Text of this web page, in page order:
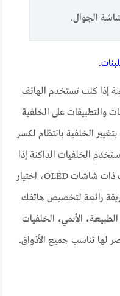
الجوال.
إذا كنت تستخدم الهاتف
والتطبيقات على الخلفية
الخلفية بانتظام لكسر
الخلفيات الداكنة إذا
كنت ترغب في توفير البطارية في الهواتف ذات شاشات OLED، اختيار
رائعة لتخصيص هاتفك
الأنمي، الخلفيات
لها تناسب جميع الأذواق.